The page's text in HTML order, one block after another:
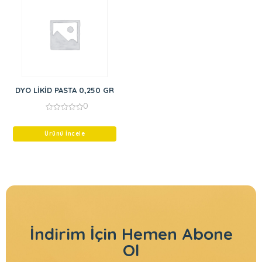
DYO LİKİD PASTA 0,250 GR
of
0
Ürünü İncele
İndirim İçin Hemen Abone
Ol